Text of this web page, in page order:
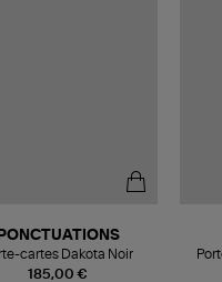
185,00 €
PONCTUATIONS
cartes Dakota Noir